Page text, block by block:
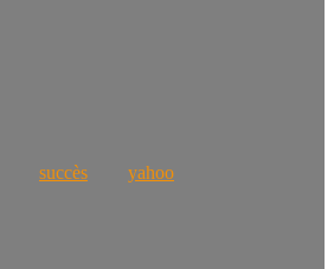
succès yahoo